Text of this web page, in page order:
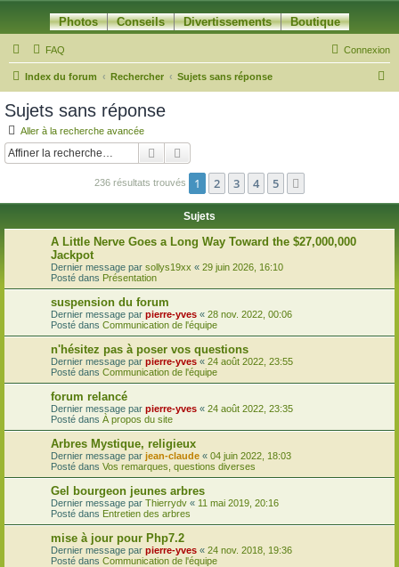
Photos Conseils Divertissements Boutique
FAQ Connexion
Index du forum Rechercher Sujets sans réponse
c
Sujets sans réponse
Aller à la recherche avancée
Rechercher
236 résultats trouvés 1 2 3 4 5
Sujets
A Little Nerve Goes a Long Way Toward the $27,000,000
Jackpot
Dernier message par sollys19xx « 29 juin 2026, 16:10
Posté dans Présentation
suspension du forum
Dernier message par pierre-yves « 28 nov. 2022, 00:06
Posté dans Communication de l'équipe
n'hésitez pas à poser vos questions
Dernier message par pierre-yves « 24 août 2022, 23:55
Posté dans Communication de l'équipe
forum relancé
Dernier message par pierre-yves « 24 août 2022, 23:35
Posté dans À propos du site
Arbres Mystique, religieux
Dernier message par jean-claude « 04 juin 2022, 18:03
Posté dans Vos remarques, questions diverses
Gel bourgeon jeunes arbres
Dernier message par Thierrydv « 11 mai 2019, 20:16
Posté dans Entretien des arbres
mise à jour pour Php7.2
Dernier message par pierre-yves « 24 nov. 2018, 19:36
Posté dans Communication de l'équipe